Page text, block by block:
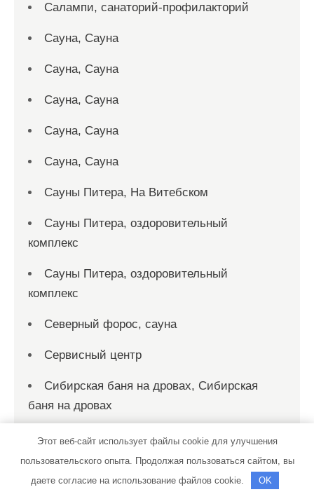
Салампи, санаторий-профилакторий
Сауна, Сауна
Сауна, Сауна
Сауна, Сауна
Сауна, Сауна
Сауна, Сауна
Сауны Питера, На Витебском
Сауны Питера, оздоровительный
комплекс
Сауны Питера, оздоровительный
комплекс
Северный форос, сауна
Сервисный центр
Сибирская баня на дровах, Сибирская
баня на дровах
Сибирь, гостиничный комплекс
СибТракСкан, официальный
дистрибьютор DongFeng, официальный
Этот веб-сайт использует файлы cookie для улучшения
пользовательского опыта. Продолжая пользоваться сайтом, вы
даете согласие на использование файлов cookie.
OK